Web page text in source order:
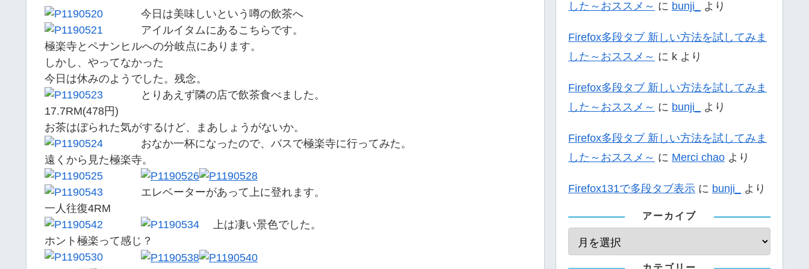
今日は美味しいという噂の飲茶へ
アイルイタムにあるこちらです。
極楽寺とペナンヒルへの分岐点にあります。
しかし、やってなかった
今日は休みのようでした。残念。
とりあえず隣の店で飲茶食べました。
17.7RM(478円)
お茶はぼられた気がするけど、まあしょうがないか。
おなか一杯になったので、バスで極楽寺に行ってみた。
遠くから見た極楽寺。
エレベーターがあって上に登れます。
一人往復4RM
上は凄い景色でした。
ホント極楽って感じ？
した～おススメ～ に bunji_ より
Firefox多段タブ 新しい方法を試してみま
した～おススメ～ に k より
Firefox多段タブ 新しい方法を試してみま
した～おススメ～ に bunji_ より
Firefox多段タブ 新しい方法を試してみま
した～おススメ～ に Merci chao より
Firefox131で多段タブ表示 に bunji_ より
アーカイブ